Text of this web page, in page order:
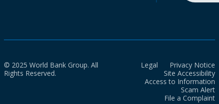
© 2025 World Bank Group. All
Rights Reserved.
Legal
Privacy Notice
Site Accessibility
Access to Information
Scam Alert
File a Complaint